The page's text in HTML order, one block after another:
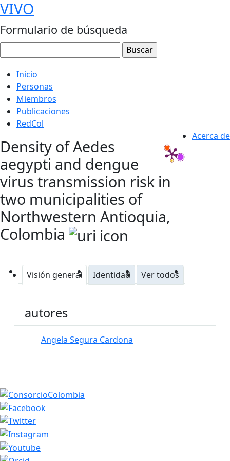
VIVO
Formulario de búsqueda
Inicio
Personas
Miembros
Publicaciones
RedCol
Acerca de
Density of Aedes
aegypti and dengue
virus transmission risk in
two municipalities of
Northwestern Antioquia,
Colombia
Visión general Identidad Ver todos
autores
Angela Segura Cardona